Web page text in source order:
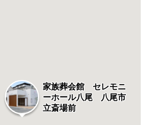
家族葬会館 セレモニ
ーホール八尾 八尾市
立斎場前